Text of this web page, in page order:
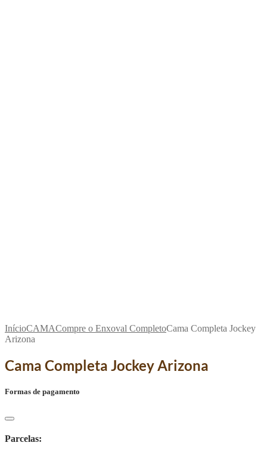
InícioCAMACompre o Enxoval CompletoCama Completa Jockey
Arizona
Cama Completa Jockey Arizona
Formas de pagamento
Parcelas: